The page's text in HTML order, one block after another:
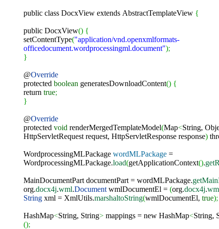
public class DocxView extends AbstractTemplateView {
public DocxView() {
setContentType("application/vnd.openxmlformats-
officedocument.wordprocessingml.document");
}
@Override
protected boolean generatesDownloadContent() {
return true;
}
@Override
protected void renderMergedTemplateModel(Map<String,
HttpServletRequest request, HttpServletResponse response)
WordprocessingMLPackage wordMLPackage =
WordprocessingMLPackage.load(getApplicationContext().
MainDocumentPart documentPart = wordMLPackage.
org.docx4j.wml.Document wmlDocumentEl = (org.docx4j.
String xml = XmlUtils.marshaltoString(wmlDocumentEl, true);
HashMap<String, String> mappings = new HashMap<String,
();